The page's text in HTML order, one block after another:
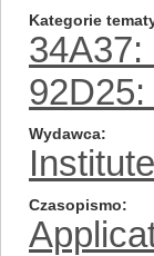
Kategorie
34A37:
Wydawca
Czasopismo